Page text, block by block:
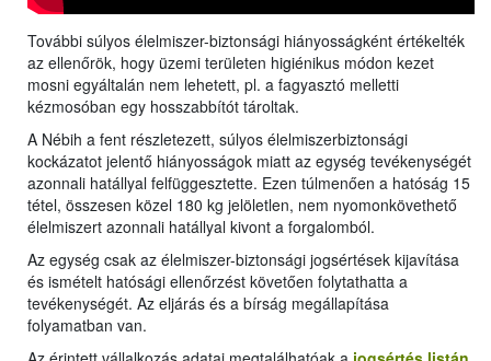
További súlyos élelmiszer-biztonsági hiányosságként értékelték
az ellenőrök, hogy üzemi területen higiénikus módon kezet
mosni egyáltalán nem lehetett, pl. a fagyasztó melletti
kézmosóban egy hosszabbítót tároltak.
A Nébih a fent részletezett, súlyos élelmiszerbiztonsági
kockázatot jelentő hiányosságok miatt az egység tevékenységét
azonnali hatállyal felfüggesztette. Ezen túlmenően a hatóság 15
tétel, összesen közel 180 kg jelöletlen, nem nyomonkövethető
élelmiszert azonnali hatállyal kivont a forgalomból.
Az egység csak az élelmiszer-biztonsági jogsértések kijavítása
és ismételt hatósági ellenőrzést követően folytathatta a
tevékenységét. Az eljárás és a bírság megállapítása
folyamatban van.